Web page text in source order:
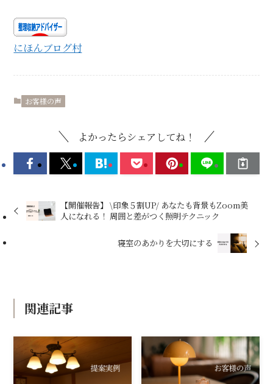
にほんブログ村
お客様の声
よかったらシェアしてね！
【開催報告】 \印象５割UP/ あなたも背景もZoom美
人になれる！ 周囲と差がつく照明テクニック
寝室のあかりを大切にする
関連記事